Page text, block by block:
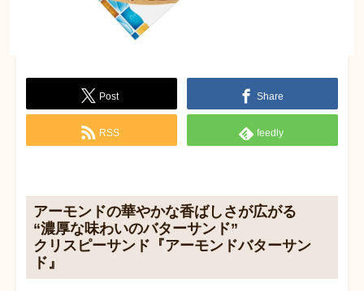
Post Share
RSS feedly
アーモンドの華やかな香ばしさが広がる
“濃厚な味わいのバターサンド”
クリスピーサンド『アーモンドバターサン
ド』